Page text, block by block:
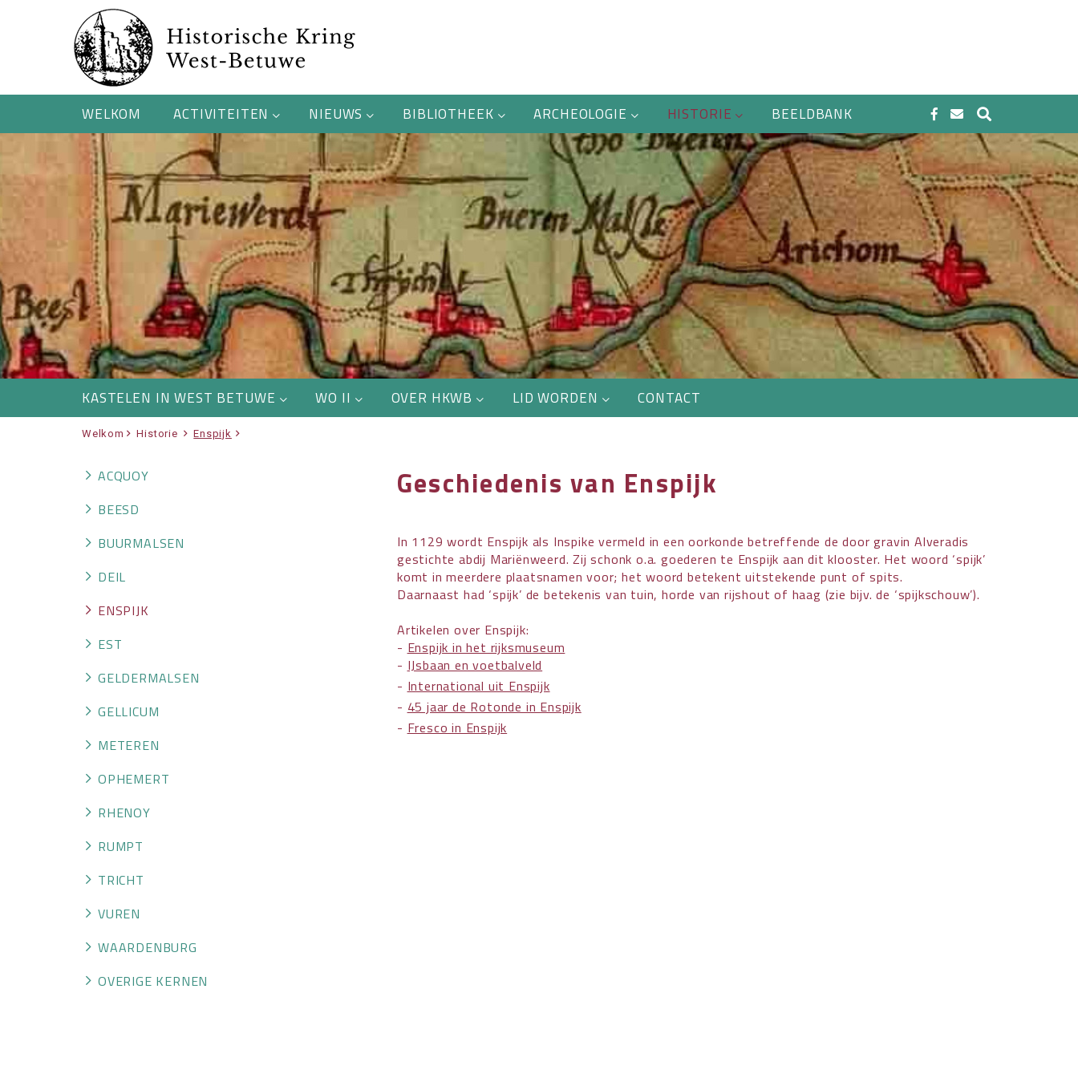
WELKOM ACTIVITEITEN NIEUWS BIBLIOTHEEK ARCHEOLOGIE HISTORIE BEELDBANK
KASTELEN IN WEST BETUWE WO II OVER HKWB LID WORDEN CONTACT
Welkom Historie Enspijk
ACQUOY
BEESD
BUURMALSEN
DEIL
ENSPIJK
EST
GELDERMALSEN
GELLICUM
METEREN
OPHEMERT
RHENOY
RUMPT
TRICHT
VUREN
WAARDENBURG
OVERIGE KERNEN
Geschiedenis van Enspijk
In 1129 wordt Enspijk als Inspike vermeld in een oorkonde betreffende de door gravin Alveradis
gestichte abdij Mariënweerd. Zij schonk o.a. goederen te Enspijk aan dit klooster. Het woord ‘spijk’
komt in meerdere plaatsnamen voor; het woord betekent uitstekende punt of spits.
Daarnaast had ‘spijk’ de betekenis van tuin, horde van rijshout of haag (zie bijv. de ‘spijkschouw’).
Artikelen over Enspijk:
- Enspijk in het rijksmuseum
- IJsbaan en voetbalveld
- International uit Enspijk
- 45 jaar de Rotonde in Enspijk
- Fresco in Enspijk